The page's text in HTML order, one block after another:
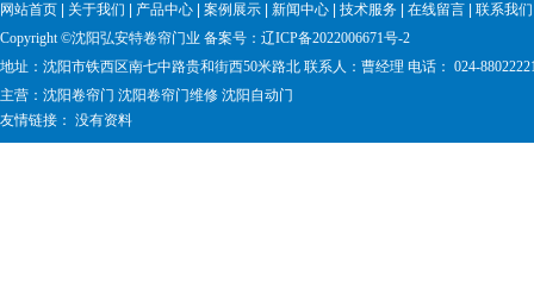
网站首页 关于我们 产品中心 案例展示 新闻中心 技术服务 在线留言
联系我们
Copyright ©沈阳弘安特卷帘门业 备案号： 辽ICP备2022006671号-2
地址：沈阳市铁西区南七中路贵和街西50米路北 联系人：曹经理 电话： 024-
主营： 沈阳卷帘门 沈阳卷帘门维修 沈阳自动门
友情链接： 没有资料